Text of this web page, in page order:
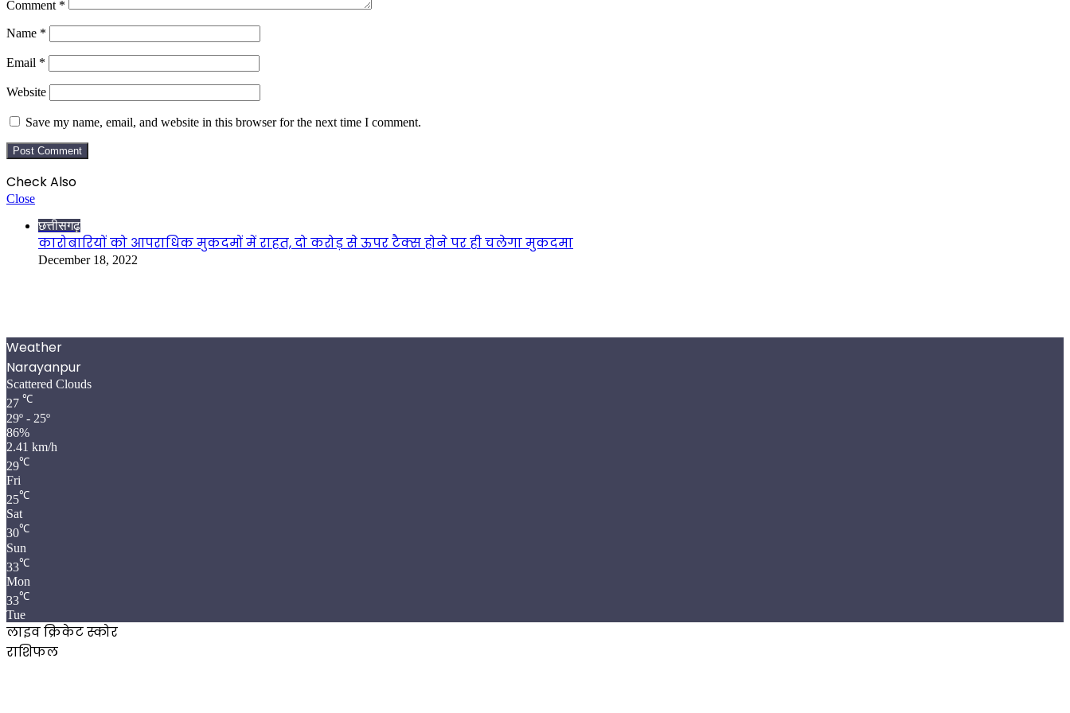
Comment *
Name *
Email *
Website
Save my name, email, and website in this browser for the next time I comment.
Check Also
Close
छत्तीसगढ़
कारोबारियों को आपराधिक मुकदमों में राहत, दो करोड़ से ऊपर टैक्स होने पर ही चलेगा मुकदमा
December 18, 2022
Weather
Narayanpur
Scattered Clouds
27 ℃
29º - 25º
86%
2.41 km/h
29℃
Fri
25℃
Sat
30℃
Sun
33℃
Mon
33℃
Tue
लाइव क्रिकेट स्कोर
राशिफल